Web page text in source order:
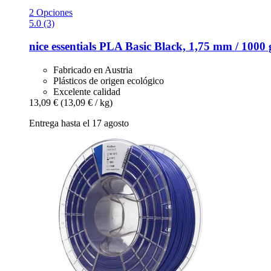
2 Opciones
5.0 (3)
nice essentials PLA Basic Black, 1,75 mm / 1000
Fabricado en Austria
Plásticos de origen ecológico
Excelente calidad
13,09 € (13,09 € / kg)
Entrega hasta el 17 agosto